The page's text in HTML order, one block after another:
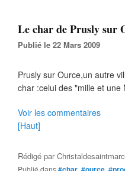
Le char de Prusly sur
Publié le 22 Mars 2009
Prusly sur Ource,un autre
char :celui des "mille et une
Voir les commentaires
[Haut]
Rédigé parChristaldesaintmarc
Publié dans